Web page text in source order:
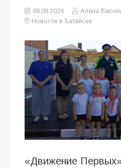
08.08.2026
Алена
Новости в Батайске
«Движение